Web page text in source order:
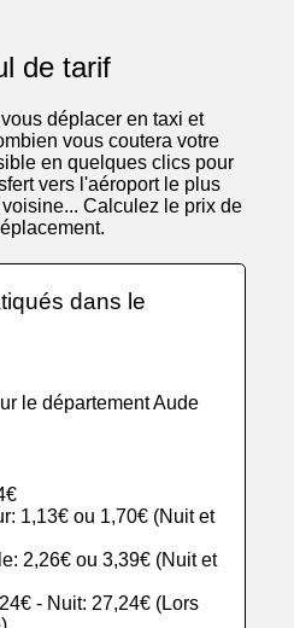
de tarif
déplacer en taxi et
vous coutera votre
en quelques clics pour
vers l'aéroport le plus
Calculez le prix de
dans le
le département Aude
1,13€ ou 1,70€ (Nuit et
2,26€ ou 3,39€ (Nuit et
- Nuit: 27,24€ (Lors